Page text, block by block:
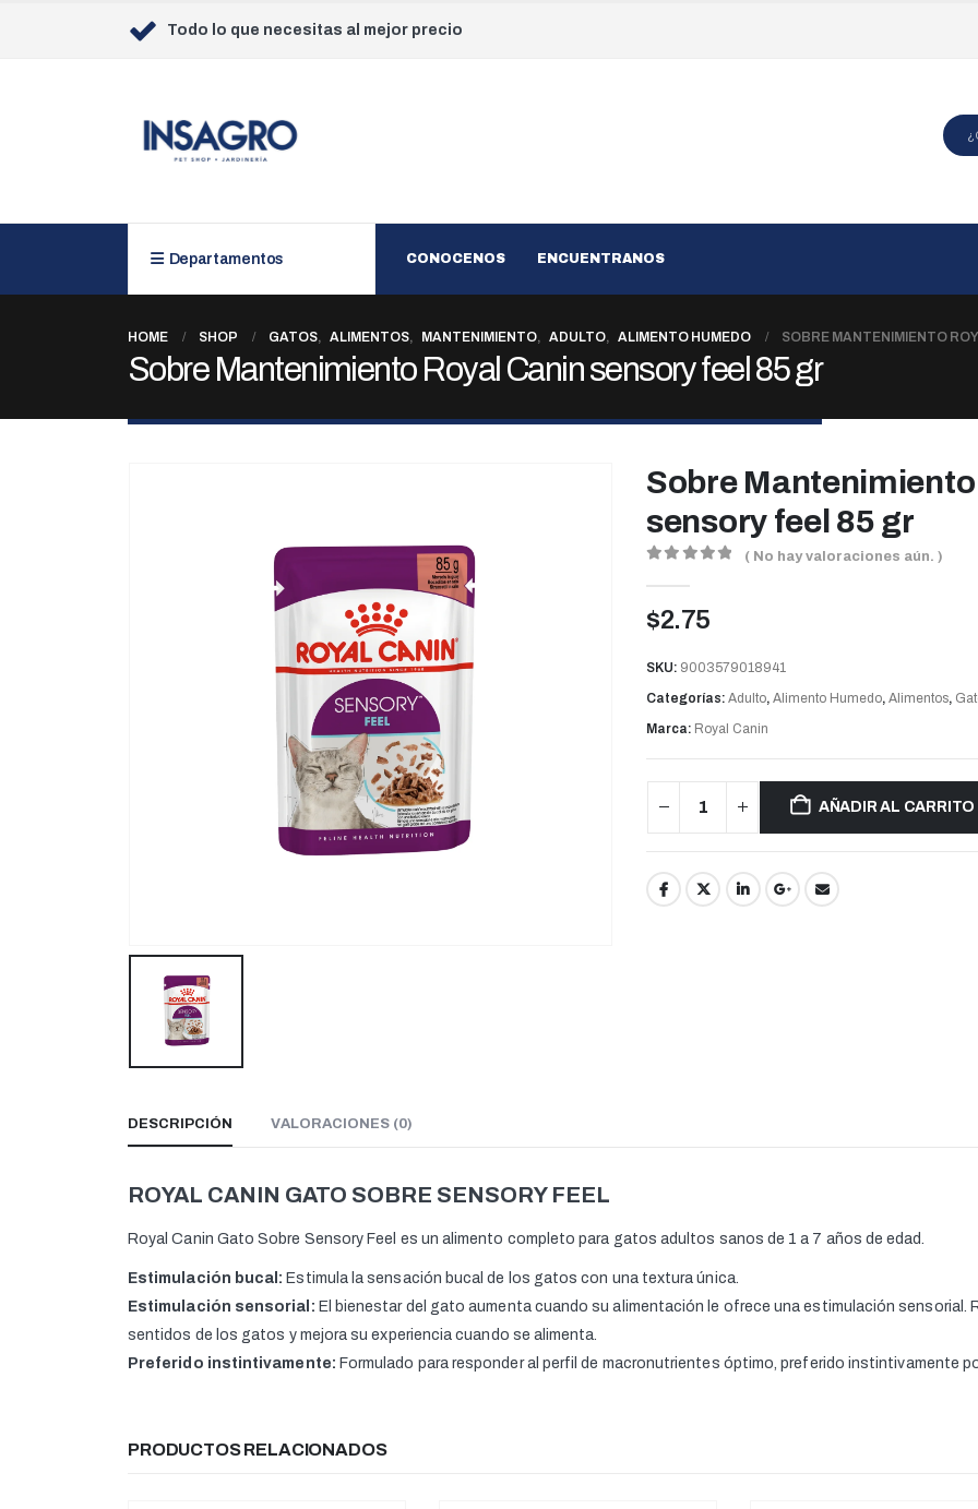
Todo lo que necesitas al mejor precio
Departamentos CONOCENOS ENCUENTRANOS
HOME SHOP GATOS, ALIMENTOS, MANTENIMIENTO, ADULTO, ALIMENTO HUMEDO SOBRE MANTENIMIENTO
Sobre Mantenimiento Royal Canin sensory feel 85 gr
Sobre
sensory feel 85 gr
( No hay valoraciones aún. )
$2.75
SKU: 9003579018941
Categorías: Adulto, Alimento Humedo, Alimentos,
Marca: Royal Canin
AÑADIR AL CARRITO
DESCRIPCIÓN VALORACIONES (0)
ROYAL CANIN GATO SOBRE SENSORY FEEL
Royal Canin Gato Sobre Sensory Feel es un alimento completo para gatos adultos sanos de 1 a 7 años de edad.
Estimulación bucal: Estimula la sensación bucal de los gatos con una textura única.
Estimulación sensorial: El bienestar del gato aumenta cuando su alimentación le ofrece una estimulación sensorial.
sentidos de los gatos y mejora su experiencia cuando se alimenta.
Preferido instintivamente: Formulado para responder al perfil de macronutrientes óptimo, preferido instintivamente
PRODUCTOS RELACIONADOS